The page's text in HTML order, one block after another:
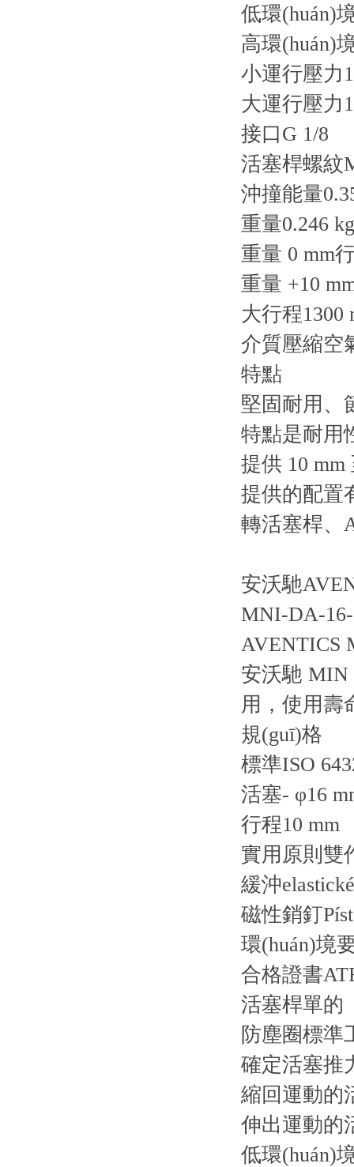
低環(huán)
高環(huán)
小運行壓力
大運行壓力
接口G 1/8
活塞桿螺紋
沖撞能量
重量0.246 kg
重量 0 mm
重量 +10
大行程1300
介質壓縮空
特點
堅固耐用、
特點是耐用
提供 10 mm
提供的配置
轉活塞桿、
安沃馳
MNI-DA-16-
AVENTICS
安沃馳 MIN
用，使用壽
規(guī)格
標準ISO
活塞- φ16
行程10 mm
實用原則雙
緩沖
磁性銷釘
環(huán)境
合格證書
活塞桿單的
防塵圈標準
確定活塞推
縮回運動的
伸出運動的
低環(huán)